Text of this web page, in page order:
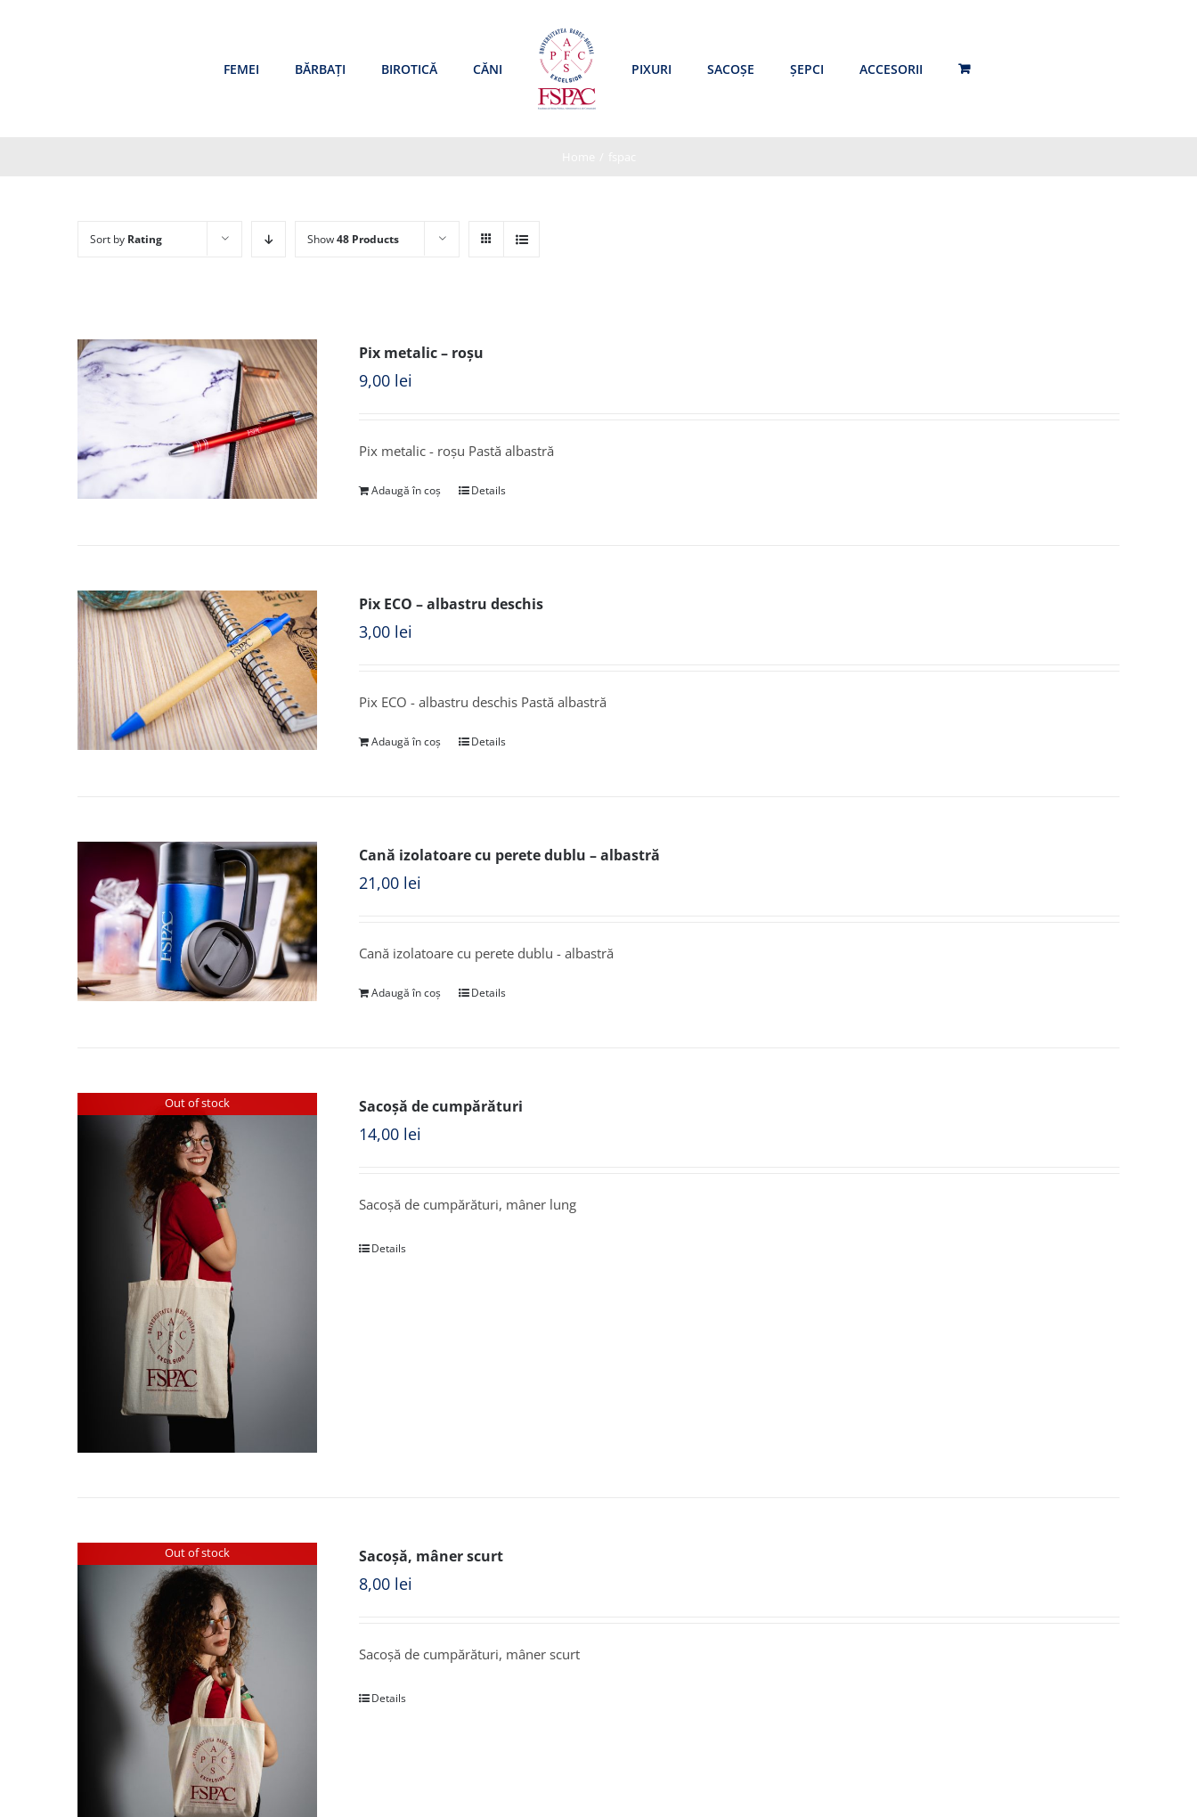
FEMEI BĂRBAȚI BIROTICĂ CĂNI PIXURI SACOȘE ȘEPCI ACCESORII
Sort by Rating Show48 Products
Pix metalic – roșu
9,00 lei
Pix metalic - roșu Pastă albastră
Adaugă în coș Details
Pix ECO – albastru deschis
3,00 lei
Pix ECO - albastru deschis Pastă albastră
Adaugă în coș Details
Cană izolatoare cu perete dublu – albastră
21,00 lei
Cană izolatoare cu perete dublu - albastră
Adaugă în coș Details
Out of stock Sacoșă de cumpărături
14,00 lei
Sacoșă de cumpărături, mâner lung
Details
Out of stock Sacoșă, mâner scurt
8,00 lei
Sacoșă de cumpărături, mâner scurt
Details